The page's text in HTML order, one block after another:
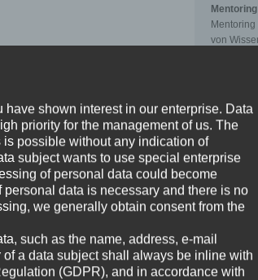
Mentoring
von
der
zwischen
Ausbildung
erfahrene
have shown interest in our enterprise. Data
priority for the management of us. The
is possible without any indication of
subject wants to use special enterprise
of personal data could become
personal data is necessary and there is no
we generally obtain consent from the
such as the name, address, e-mail
a data subject shall always be inline with
(GDPR), and in accordance with